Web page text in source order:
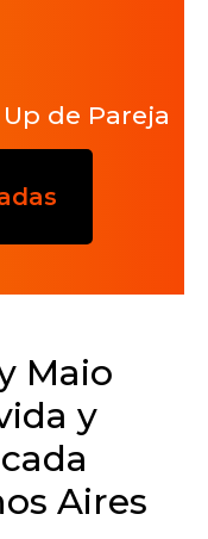
de Pareja
Maio
y
Aires